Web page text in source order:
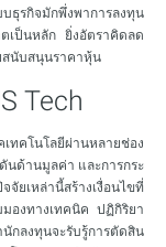
ธุรกิจมักพึ่งพาการลงทุน
เป็นหลัก ยิ่งอัตราคิดลด
สนับสนุนราคาหุ้น
Tech
ทคโนโลยีผ่านหลายช่อง
นด้านมูลค่า และการกระ
จัยเหล่านี้สร้างเงื่อนไขที่
องทางเทคนิค ปฏิกิริยา
กลงทุนจะรับรู้การตัดสิน